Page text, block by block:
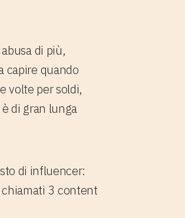
di più,
capire quando
volte per soldi,
di gran lunga
di influencer:
chiamati 3 content